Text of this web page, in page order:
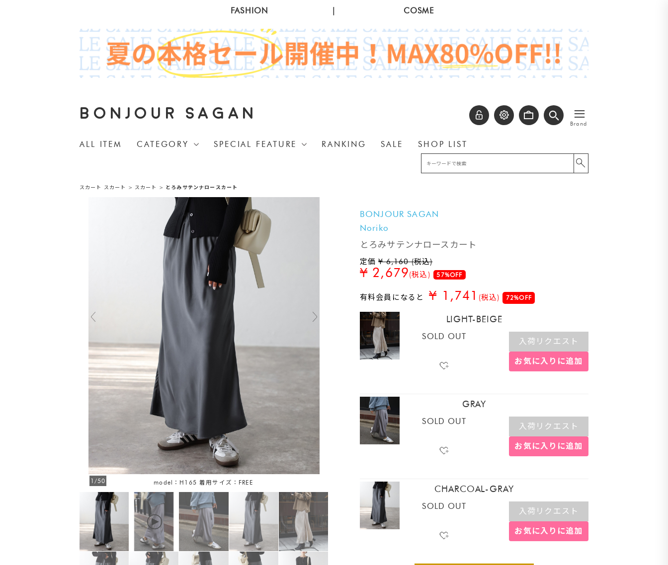
FASHION COSME
BONJOUR SAGAN ≡
Brand
ALL ITEM CATEGORY SPECIAL FEATURE RANKING SALE SHOP LIST
スカート スカート > スカート > とろみサテンナロースカート
model：H165 着用サイズ：FREE
1/50
BONJOUR SAGAN
Noriko
とろみサテンナロースカート
定価¥ 6,160 (税込)
¥ 2,679(税込) 57%OFF
有料会員になると¥ 1,741 (税込) 72%OFF
LIGHT-BEIGE
SOLD OUT
入荷リクエスト
お気に入りに追加
GRAY
SOLD OUT
入荷リクエスト
お気に入りに追加
CHARCOAL-GRAY
SOLD OUT
入荷リクエスト
お気に入りに追加